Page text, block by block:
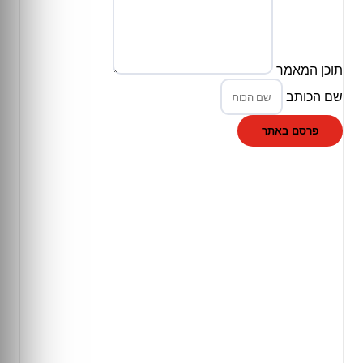
תוכן המאמר
שם הכותב
פרסם באתר